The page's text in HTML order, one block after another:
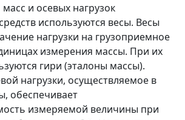
и осевых нагрузок
используются весы. Весы
нагрузки на грузоприемное
измерения массы. При их
гири (эталоны массы).
нагрузки, осуществляемое в
обеспечивает
измеряемой величины при